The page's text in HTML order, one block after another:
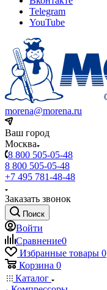
Telegram
YouTube
morena@morena.ru
Ваш город
Москва
8 800 505-05-48
8 800 505-05-48
+7 495 781-48-48
Заказать звонок
Поиск
Войти
Сравнение0
Избранные товары 0
Корзина 0
Каталог